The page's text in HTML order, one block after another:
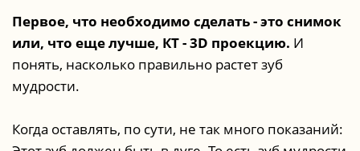
Первое, что необходимо сделать - это снимок
или, что еще лучше, КТ - 3D проекцию. И
понять, насколько правильно растет зуб
мудрости.
Когда оставлять, по сути, не так много показаний: